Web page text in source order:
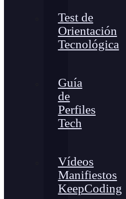
Test de
Orientación
Tecnológica
Guía
de
Perfiles
Tech
Vídeos
Manifiestos
KeepCoding